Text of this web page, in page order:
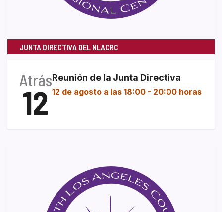
JUNTA DIRECTIVA DEL NLACRC
Atrás
12
Reunión de la Junta Directiva
12 de agosto a las 18:00 - 20:00 horas